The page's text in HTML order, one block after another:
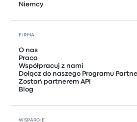
Niemcy
FIRMA
O nas
Praca
Współpracuj z nami
Dołącz do naszego Programu
Zostań partnerem API
Blog
WSPARCIE